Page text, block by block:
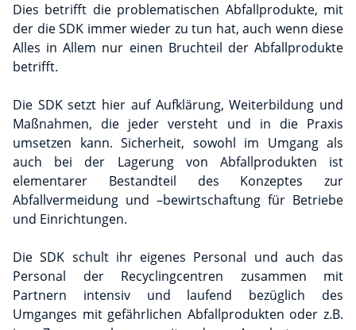
Dies betrifft die problematischen Abfallprodukte, mit
der die SDK immer wieder zu tun hat, auch wenn diese
Alles in Allem nur einen Bruchteil der Abfallprodukte
betrifft.
Die SDK setzt hier auf Aufklärung, Weiterbildung und
Maßnahmen, die jeder versteht und in die Praxis
umsetzen kann. Sicherheit, sowohl im Umgang als
auch bei der Lagerung von Abfallprodukten ist
elementarer Bestandteil des Konzeptes zur
Abfallvermeidung und –bewirtschaftung für Betriebe
und Einrichtungen.
Die SDK schult ihr eigenes Personal und auch das
Personal der Recyclingcentren zusammen mit
Partnern intensiv und laufend bezüglich des
Umganges mit gefährlichen Abfallprodukten oder z.B.